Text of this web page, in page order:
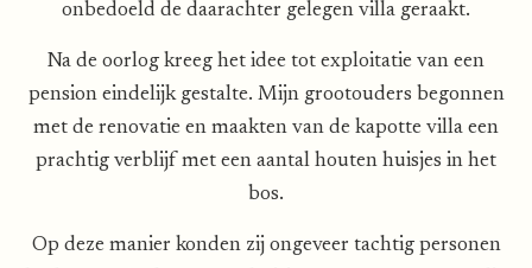
onbedoeld de daarachter gelegen villa geraakt.
Na de oorlog kreeg het idee tot exploitatie van een
pension eindelijk gestalte. Mijn grootouders begonnen
met de renovatie en maakten van de kapotte villa een
prachtig verblijf met een aantal houten huisjes in het
bos.
Op deze manier konden zij ongeveer tachtig personen